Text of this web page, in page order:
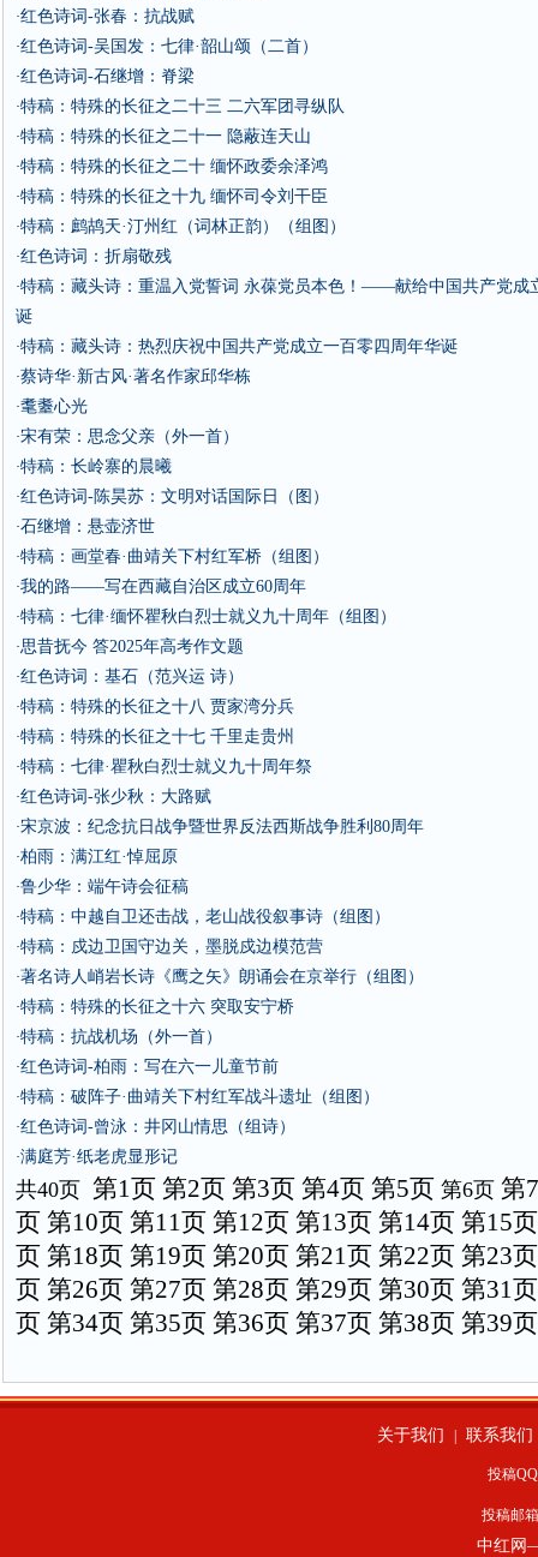
·红色诗词-张春：抗战赋
·红色诗词-吴国发：七律·韶山颂（二首）
·红色诗词-石继增：脊梁
·特稿：特殊的长征之二十三 二六军团寻纵队
·特稿：特殊的长征之二十一 隐蔽连天山
·特稿：特殊的长征之二十 缅怀政委余泽鸿
·特稿：特殊的长征之十九 缅怀司令刘干臣
·特稿：鹧鸪天·汀州红（词林正韵）（组图）
·红色诗词：折扇敬残
·特稿：藏头诗：重温入党誓词 永葆党员本色！——献给中国共产党成
诞
·特稿：藏头诗：热烈庆祝中国共产党成立一百零四周年华诞
·蔡诗华·新古风·著名作家邱华栋
·耄耋心光
·宋有荣：思念父亲（外一首）
·特稿：长岭寨的晨曦
·红色诗词-陈昊苏：文明对话国际日（图）
·石继增：悬壶济世
·特稿：画堂春·曲靖关下村红军桥（组图）
·我的路——写在西藏自治区成立60周年
·特稿：七律·缅怀瞿秋白烈士就义九十周年（组图）
·思昔抚今 答2025年高考作文题
·红色诗词：基石（范兴运 诗）
·特稿：特殊的长征之十八 贾家湾分兵
·特稿：特殊的长征之十七 千里走贵州
·特稿：七律·瞿秋白烈士就义九十周年祭
·红色诗词-张少秋：大路赋
·宋京波：纪念抗日战争暨世界反法西斯战争胜利80周年
·柏雨：满江红·悼屈原
·鲁少华：端午诗会征稿
·特稿：中越自卫还击战，老山战役叙事诗（组图）
·特稿：戍边卫国守边关，墨脱戍边模范营
·著名诗人峭岩长诗《鹰之矢》朗诵会在京举行（组图）
·特稿：特殊的长征之十六 突取安宁桥
·特稿：抗战机场（外一首）
·红色诗词-柏雨：写在六一儿童节前
·特稿：破阵子·曲靖关下村红军战斗遗址（组图）
·红色诗词-曾泳：井冈山情思（组诗）
·满庭芳·纸老虎显形记
共40页 第1页 第2页 第3页 第4页 第5页 第6页 第
页 第10页 第11页 第12页 第13页 第14页 第15页
页 第18页 第19页 第20页 第21页 第22页 第23页
页 第26页 第27页 第28页 第29页 第30页 第31页
页 第34页 第35页 第36页 第37页 第38页 第39页
关于我们 联系我们
投稿
投稿邮
中红网